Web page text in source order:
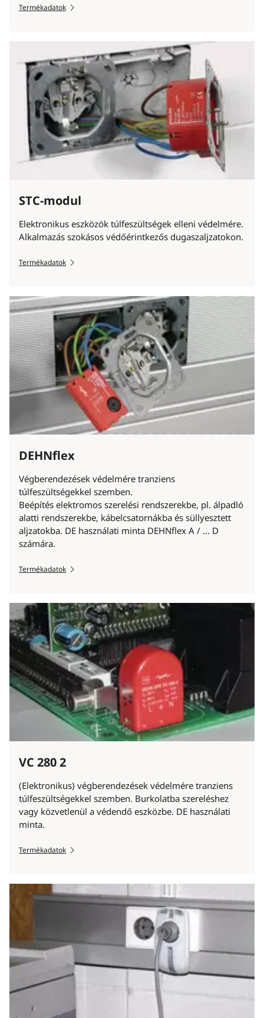
Termékadatok
STC-modul
Elektronikus eszközök túlfeszültségek elleni védelmére.
Alkalmazás szokásos védőérintkezős dugaszaljzatokon.
Termékadatok
DEHNflex
Végberendezések védelmére tranziens
túlfeszültségekkel szemben.
Beépítés elektromos szerelési rendszerekbe, pl. álpadló
alatti rendszerekbe, kábelcsatornákba és süllyesztett
aljzatokba. DE használati minta DEHNflex A / ... D
számára.
Termékadatok
VC 280 2
(Elektronikus) végberendezések védelmére tranziens
túlfeszültségekkel szemben. Burkolatba szereléshez
vagy közvetlenül a védendő eszközbe. DE használati
minta.
Termékadatok